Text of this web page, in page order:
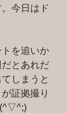
今日はド
を追いか
とあれだ
しまうと
証拠撮り